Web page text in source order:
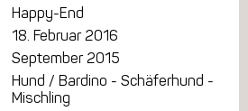
Happy-End
18. Februar 2016
September 2015
Hund / Bardino - Schäferhund -
Mischling